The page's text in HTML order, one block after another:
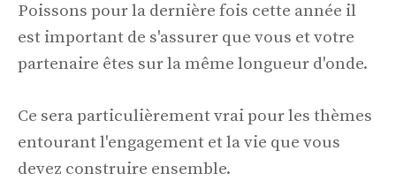
Poissons pour la dernière fois cette année il
est important de s'assurer que vous et votre
partenaire êtes sur la même longueur d'onde.
Ce sera particulièrement vrai pour les thèmes
entourant l'engagement et la vie que vous
devez construire ensemble.